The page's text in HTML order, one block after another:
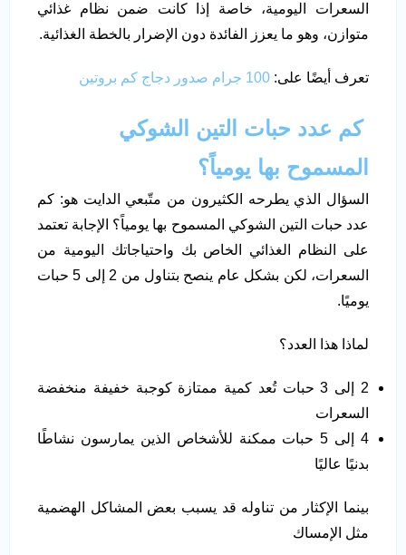
السعرات اليومية، خاصة إذا كانت ضمن نظام غذائي
متوازن، وهو ما يعزز الفائدة دون الإضرار بالخطة الغذائية.
تعرف أيضًا على:
كم عدد حبات التين الشوكي
المسموح بها يومياً؟
السؤال الذي يطرحه الكثيرون من متّبعي الدايت هو: كم
عدد حبات التين الشوكي المسموح بها يومياً؟ الإجابة تعتمد
على النظام الغذائي الخاص بك واحتياجاتك اليومية من
السعرات، لكن بشكل عام ينصح بتناول من 2 إلى 5 حبات
يوميًا.
لماذا هذا العدد؟
2 إلى 3 حبات تُعد كمية ممتازة كوجبة خفيفة منخفضة
السعرات
4 إلى 5 حبات ممكنة للأشخاص الذين يمارسون نشاطًا
بدنيًا عاليًا
بينما الإكثار من تناوله قد يسبب بعض المشاكل الهضمية
مثل الإمساك